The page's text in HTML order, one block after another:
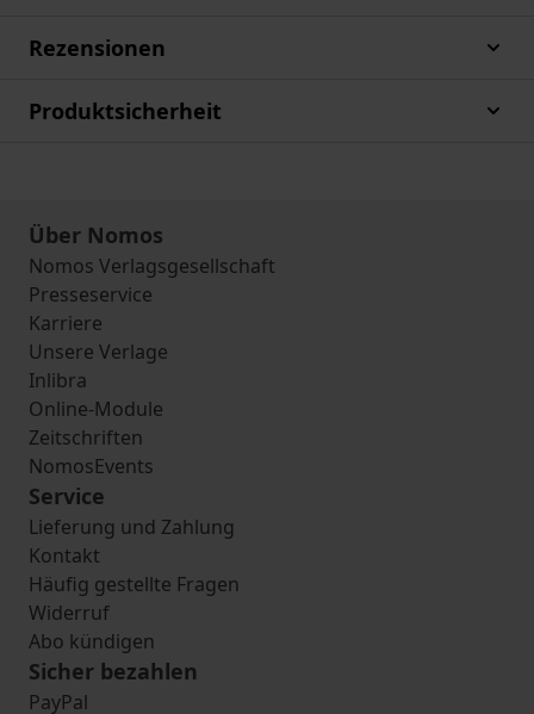
Rezensionen
Produktsicherheit
Über Nomos
Nomos Verlagsgesellschaft
Presseservice
Karriere
Unsere Verlage
Inlibra
Online-Module
Zeitschriften
NomosEvents
Service
Lieferung und Zahlung
Kontakt
Häufig gestellte Fragen
Widerruf
Abo kündigen
Sicher bezahlen
PayPal